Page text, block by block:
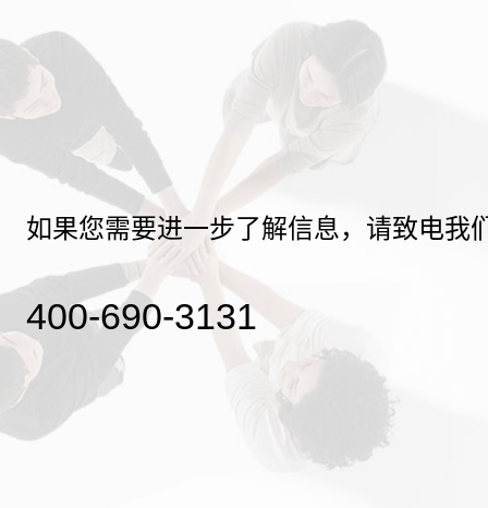
如果您需要进一步了解信息，请致电我
400-690-3131